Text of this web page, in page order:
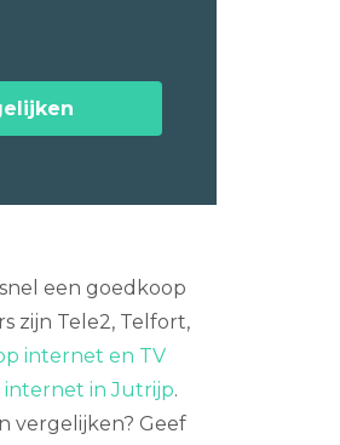
een goedkoop
zijn Tele2, Telfort,
internet en TV
internet in Jutrijp.
vergelijken? Geef